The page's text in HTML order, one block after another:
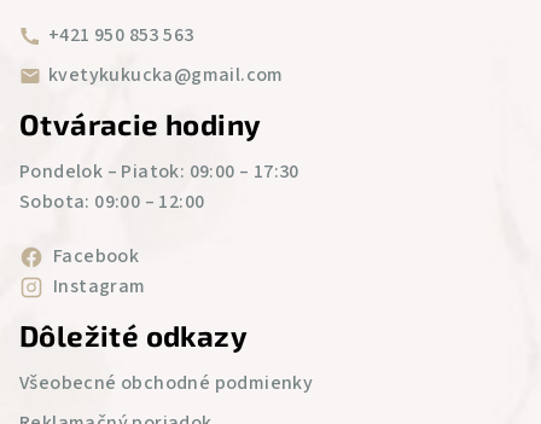
+421 950 853 563
kvetykukucka@gmail.com
Otváracie hodiny
Pondelok – Piatok: 09:00 – 17:30
Sobota: 09:00 – 12:00
Facebook
Instagram
Dôležité odkazy
Všeobecné obchodné podmienky